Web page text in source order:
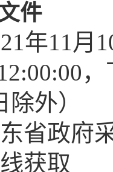
件
11月
外）
政府采
获取